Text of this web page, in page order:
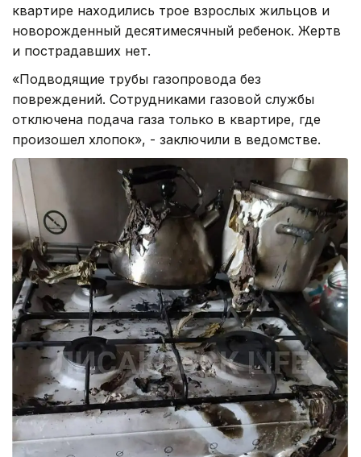
квартире находились трое взрослых жильцов и
новорожденный десятимесячный ребенок. Жертв
и пострадавших нет.
«Подводящие трубы газопровода без
повреждений. Сотрудниками газовой службы
отключена подача газа только в квартире, где
произошел хлопок», - заключили в ведомстве.